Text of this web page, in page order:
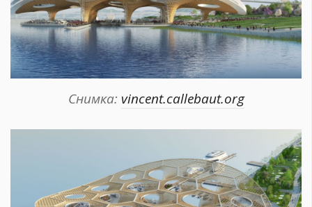
Снимка: vincent.callebaut.org